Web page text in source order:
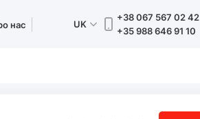
нас UK
+38 067 567 02 42
+35 988 646 91 10